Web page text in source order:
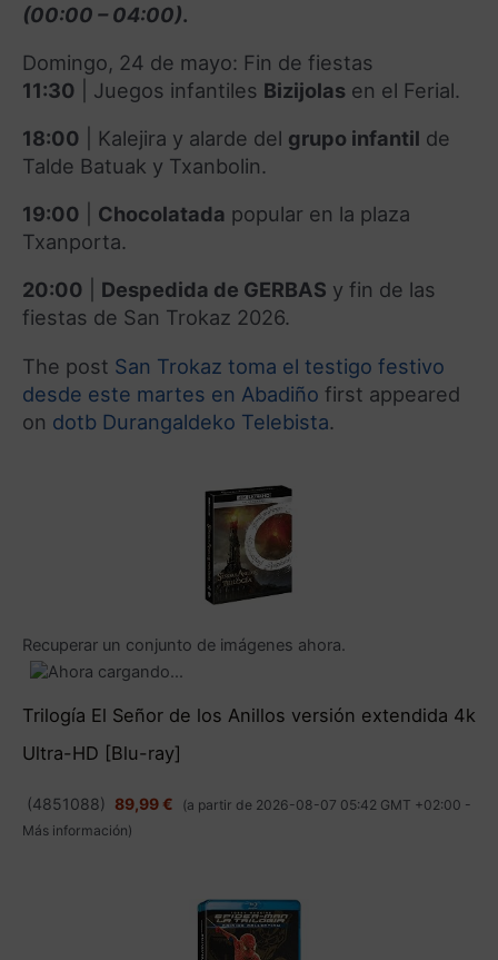
(00:00 – 04:00).
Domingo, 24 de mayo: Fin de fiestas
11:30
Juegos infantiles Bizijolas en el Ferial.
18:00
Kalejira y alarde del grupo infantil de
Talde Batuak y Txanbolin.
19:00
Chocolatada popular en la plaza
Txanporta.
20:00
Despedida de GERBAS y fin de las
fiestas de San Trokaz 2026.
The post San Trokaz toma el testigo festivo
desde este martes en Abadiño first appeared
on dotb Durangaldeko Telebista.
Recuperar un conjunto de imágenes ahora.
Trilogía El Señor de los Anillos versión extendida 4k
Ultra-HD [Blu-ray]
(4851088) 89,99 €
(a partir de 2026-08-07 05:42 GMT +02:00 -
Más información)